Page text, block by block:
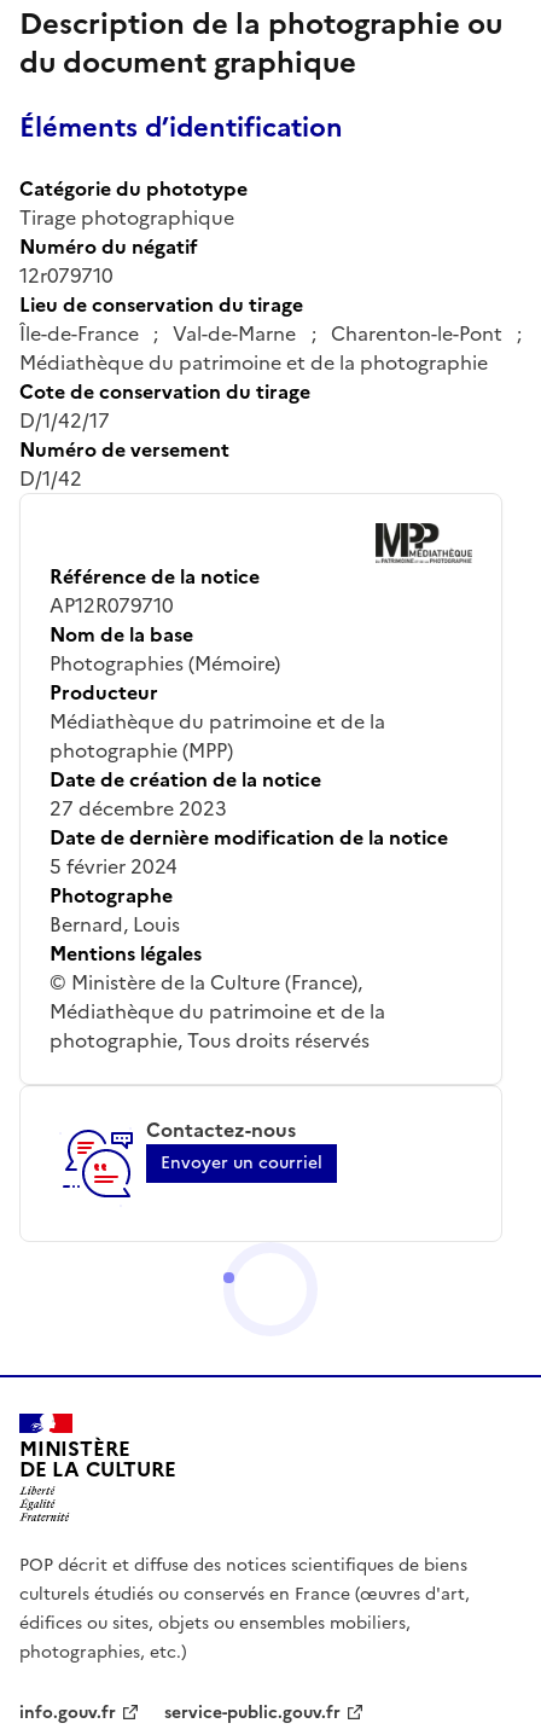
Description de la photographie ou
du document graphique
Éléments d’identification
Catégorie du phototype
Tirage photographique
Numéro du négatif
12r079710
Lieu de conservation du tirage
Île-de-France ; Val-de-Marne ; Charenton-le-Pont ;
Médiathèque du patrimoine et de la photographie
Cote de conservation du tirage
D/1/42/17
Numéro de versement
D/1/42
Référence de la notice
AP12R079710
Nom de la base
Photographies (Mémoire)
Producteur
Médiathèque du patrimoine et de la
photographie (MPP)
Date de création de la notice
27 décembre 2023
Date de dernière modification de la notice
5 février 2024
Photographe
Bernard, Louis
Mentions légales
© Ministère de la Culture (France),
Médiathèque du patrimoine et de la
photographie, Tous droits réservés
Contactez-nous
Envoyer un courriel
MINISTÈRE
DE LA CULTURE
POP décrit et diffuse des notices scientifiques de biens
culturels étudiés ou conservés en France (œuvres d'art,
édifices ou sites, objets ou ensembles mobiliers,
photographies, etc.)
info.gouv.fr service-public.gouv.fr